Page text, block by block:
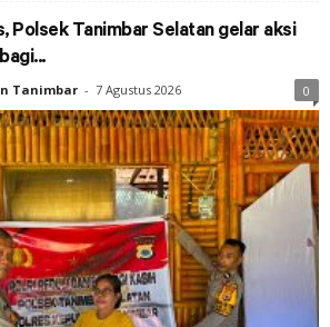
Polsek Tanimbar Selatan gelar aksi
Tanimbar - 7 Agustus 2026 0